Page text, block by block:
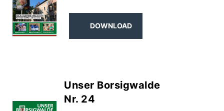
DOWNLOAD
Unser Borsigwalde
Nr. 24